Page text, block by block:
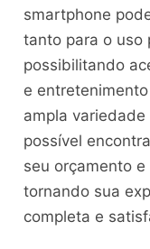
smartphone
tanto para o uso
possibilitando
e
ampla
possível
seu orçamento
tornando sua
completa e